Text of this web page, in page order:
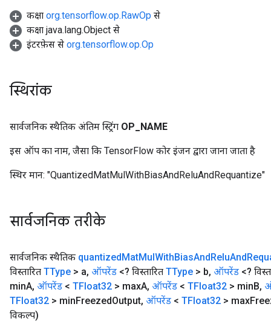
कक्षा org.tensorflow.op.RawOp से
कक्षा java.lang.Object से
इंटरफ़ेस से org.tensorflow.op.Op
स्थिरांक
सार्वजनिक स्थैतिक अंतिम स्ट्रिंग OP NAME
इस ऑप का नाम, जैसा कि TensorFlow कोर इंजन द्वारा जाना जाता है
स्थिर मान: "QuantizedMatMulWithBiasAndReluAndRequantize"
सार्वजनिक तरीके
सार्वजनिक स्थैतिक quantizedMatMulWithBiasAndReluAnd
विस्तारित TType > a, ऑपरेंड <? विस्तारित TType > b, ऑपरेंड <?
minA, ऑपरेंड < TFloat32 > maxA, ऑपरेंड < TFloat32 > minB,
TFloat32 > minFreezedOutput, ऑपरेंड < TFloat32 > max
विकल्प)